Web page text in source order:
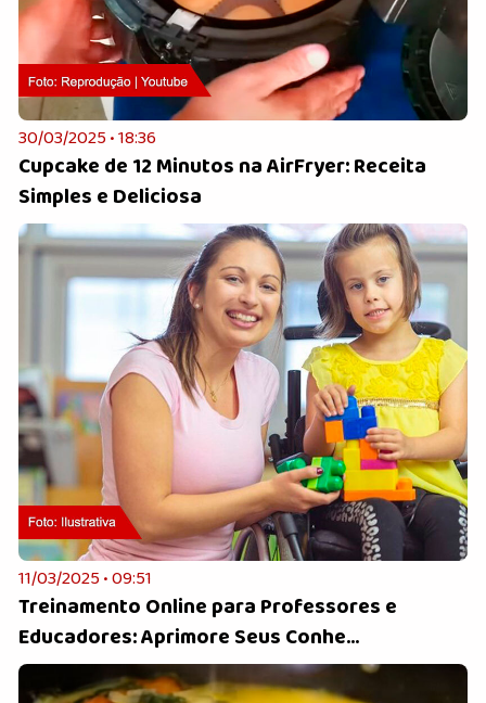
30/03/2025 • 18:36
Cupcake de 12 Minutos na AirFryer: Receita
Simples e Deliciosa
11/03/2025 • 09:51
Treinamento Online para Professores e
Educadores: Aprimore Seus Conhe...